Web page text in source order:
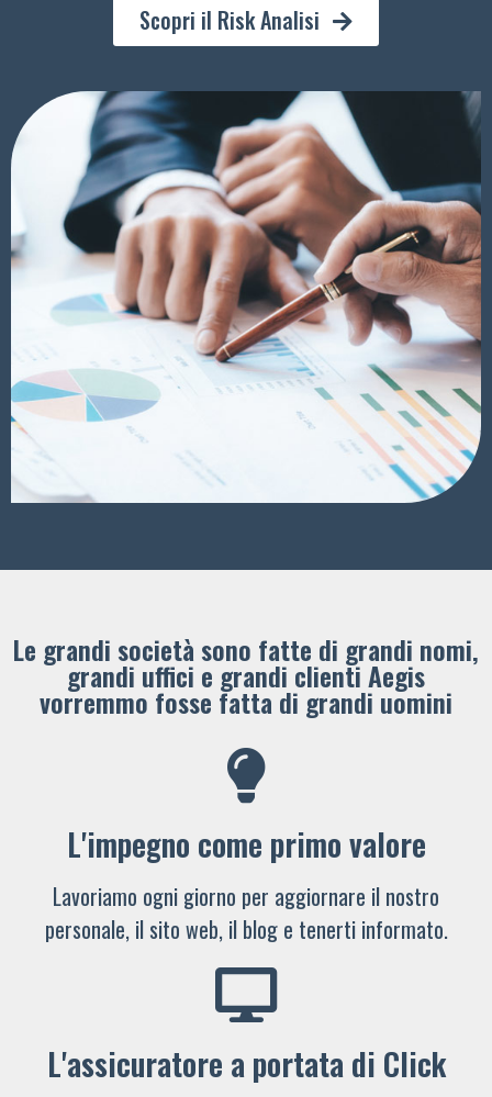
Scopri il Risk Analisi
Le grandi società sono fatte di grandi nomi,
grandi uffici e grandi clienti ​Aegis
vorremmo fosse fatta di grandi uomini
L'impegno come primo valore
Lavoriamo ogni giorno per aggiornare il nostro
personale, il sito web, il blog e tenerti informato.
L'assicuratore a portata di Click